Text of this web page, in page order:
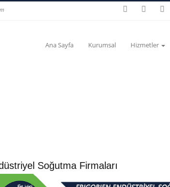
Ana Sayfa Kurumsal Hizmetler
Soğutma Firmaları